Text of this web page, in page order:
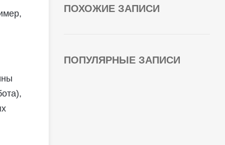
ПОХОЖИЕ ЗАПИСИ
ПОПУЛЯРНЫЕ ЗАПИСИ